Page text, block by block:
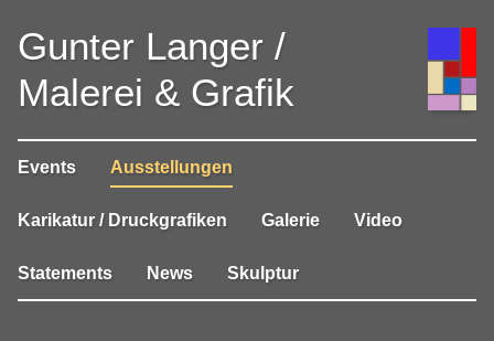
Gunter Langer /
Malerei & Grafik
Events Ausstellungen
Karikatur / Druckgrafiken Galerie Video
Statements News Skulptur